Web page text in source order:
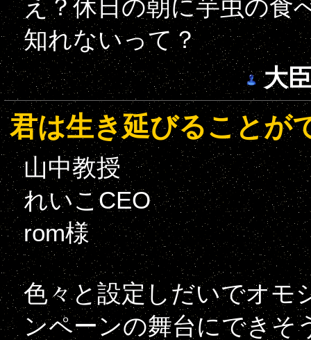
え？休日の朝に芋虫の食
知れないって？
大
君は生き延びることが
山中教授
れいこCEO
rom様
色々と設定しだいでオモ
ンペーンの舞台にできそ